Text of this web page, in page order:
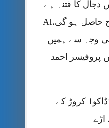
دجال کا فتنہ ہے
جس پر ہمیں فتح حاصل ہو گی،AI
کی وجہ سے ہمیں
پروفیسر احمد
کلرسیداں ڈکیتی‘ڈاکو1 کروڑ کے
اڑے